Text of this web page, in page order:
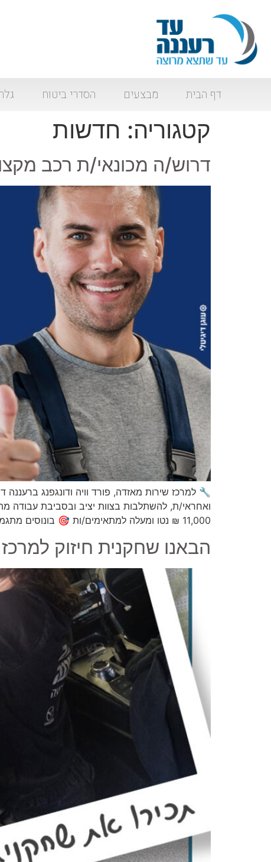
דף הבית מבצעים הסדרי ביטוח
קטגוריה: חדשות
דרוש/ה מכונאי/ת רכב
🔧 למרכז שירות מאזדה, פורד וויה ודונגפנג
ואחראי/ת, להשתלבות בצוות יציב ובסביבת
11,000 ₪ נטו ומעלה למתאימים/ות 🎯 בונוסים מתגמלים ✅ […]
הבאנו שחקנית חיזוק